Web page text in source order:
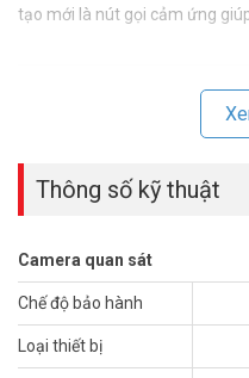
tạo mới là nút gọi cảm ứng
Thông số kỹ thuật
Camera quan sát
Chế độ bảo hành
Loại thiết bị